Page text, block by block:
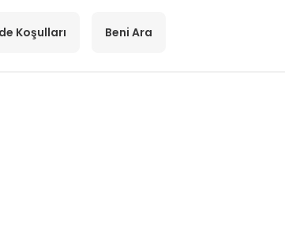
Koşulları Beni Ara